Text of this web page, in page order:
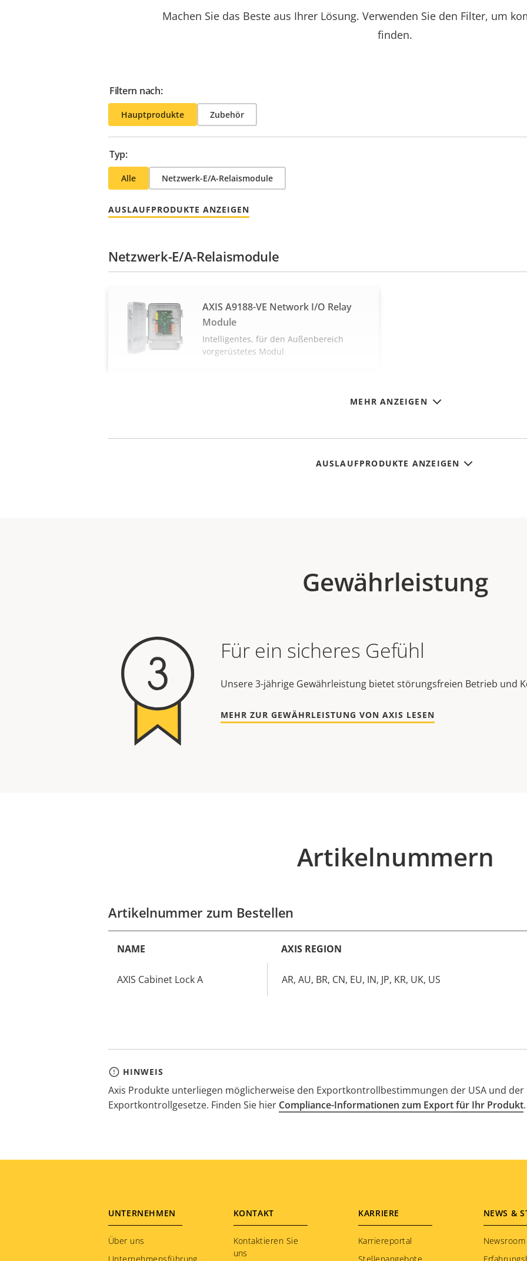
Machen Sie das Beste aus Ihrer Lösung. Verwenden Sie den Filter, um
finden.
Filtern nach:
Hauptprodukte Zubehör
Typ:
Alle Netzwerk-E/A-Relaismodule
AUSLAUFPRODUKTE ANZEIGEN
MEHR ANZEIGEN
Netzwerk-E/A-Relaismodule
AXIS A9188-VE Network I/O Relay
Module
Intelligentes, für den Außenbereich
vorgerüstetes Modul
AUSLAUFPRODUKTE ANZEIGEN
Gewährleistung
Für ein sicheres Gefühl
Unsere 3-jährige Gewährleistung bietet störungsfreien Betrieb und
MEHR ZUR GEWÄHRLEISTUNG VON AXIS LESEN
Artikelnummern
Artikelnummer zum Bestellen
NAME AXIS REGION
AXIS Cabinet Lock A AR, AU, BR, CN, EU, IN, JP, KR, UK, US
HINWEIS
Axis Produkte unterliegen möglicherweise den Exportkontrollbestimmungen der USA und
Exportkontrollgesetze. Finden Sie hier Compliance-Informationen zum Export für Ihr Produkt.
Footer
menu
UNTERNEHMEN
Über uns
KONTAKT
Kontaktieren Sie
uns
KARRIERE
Karriereportal
NEWS &
Newsroom